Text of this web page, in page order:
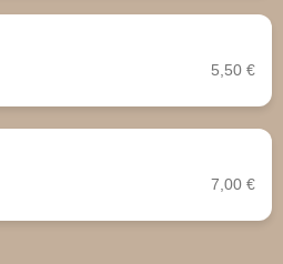
5,50 €
7,00 €